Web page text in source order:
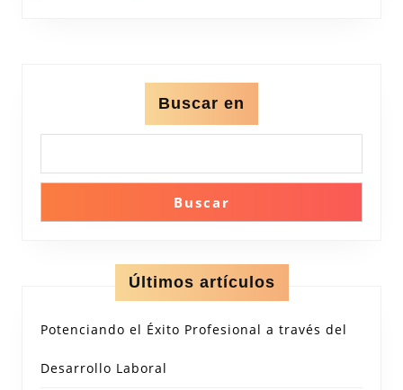
Buscar en
Buscar
Últimos artículos
Potenciando el Éxito Profesional a través del
Desarrollo Laboral